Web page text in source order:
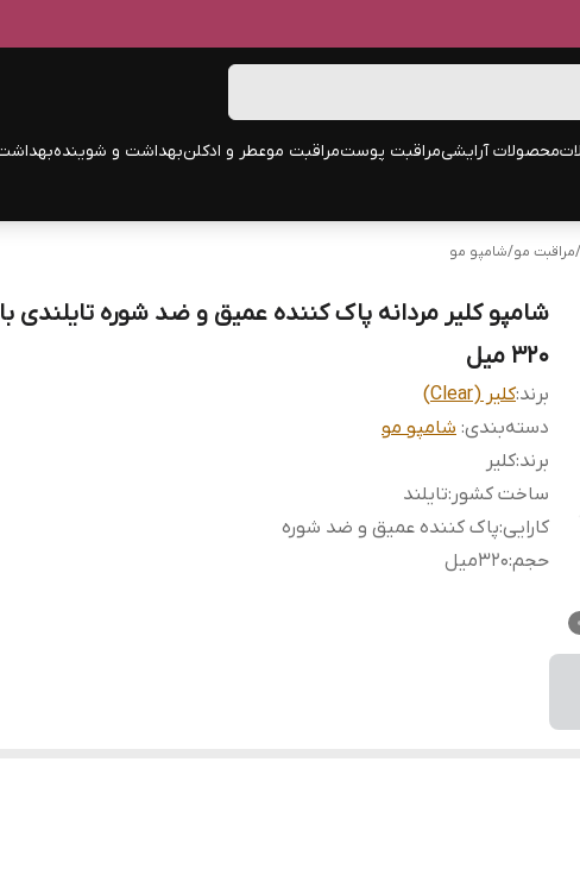
محصولات آرایشیمراقبت پوستمراقبت موعطر و ادکلنبهداشت و شوینده
/مراقبت مو/شامپو مو
شامپو کلیر مردانه پاک کننده عمیق و ضد شوره تایلندی
320 میل
برند:کلیر (Clear)
دسته‌بندی: شامپو مو
برند:کلیر
ساخت کشور :تایلند
کارایی:پاک کننده عمیق و ضد شوره
حجم:320میل